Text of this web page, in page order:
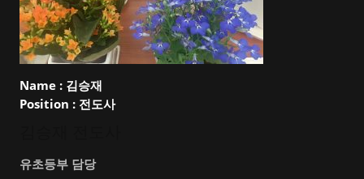
Name : 김승재
Position : 전도사
유초등부 담당